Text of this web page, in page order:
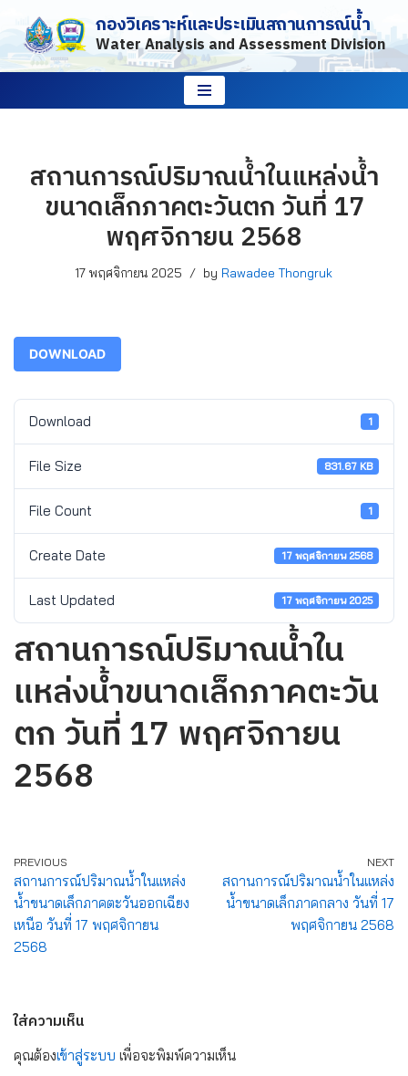
Skip
to
กองวิเคราะห์และประเมินสถานการณ์น้ำ
Water Analysis and Assessment Division
สถานการณ์ปริมาณน้ำในแหล่งน้ำ
ขนาดเล็กภาคตะวันตก วันที่ 17
พฤศจิกายน 2568
17 พฤศจิกายน 2025 by Rawadee Thongruk
DOWNLOAD
Download 1
File Size 831.67 KB
File Count 1
Create Date 17 พฤศจิกายน 2568
Last Updated 17 พฤศจิกายน 2025
สถานการณ์ปริมาณน้ำใน
แหล่งน้ำขนาดเล็กภาคตะวัน
ตก วันที่ 17 พฤศจิกายน
2568
PREVIOUS
สถานการณ์ปริมาณน้ำในแหล่ง
น้ำขนาดเล็กภาคตะวันออกเฉียง
เหนือ วันที่ 17 พฤศจิกายน
2568
NEXT
สถานการณ์ปริมาณน้ำในแหล่ง
น้ำขนาดเล็กภาคกลาง วันที่ 17
พฤศจิกายน 2568
ใส่ความเห็น
คุณต้องเข้าสู่ระบบ เพื่อจะพิมพ์ความเห็น